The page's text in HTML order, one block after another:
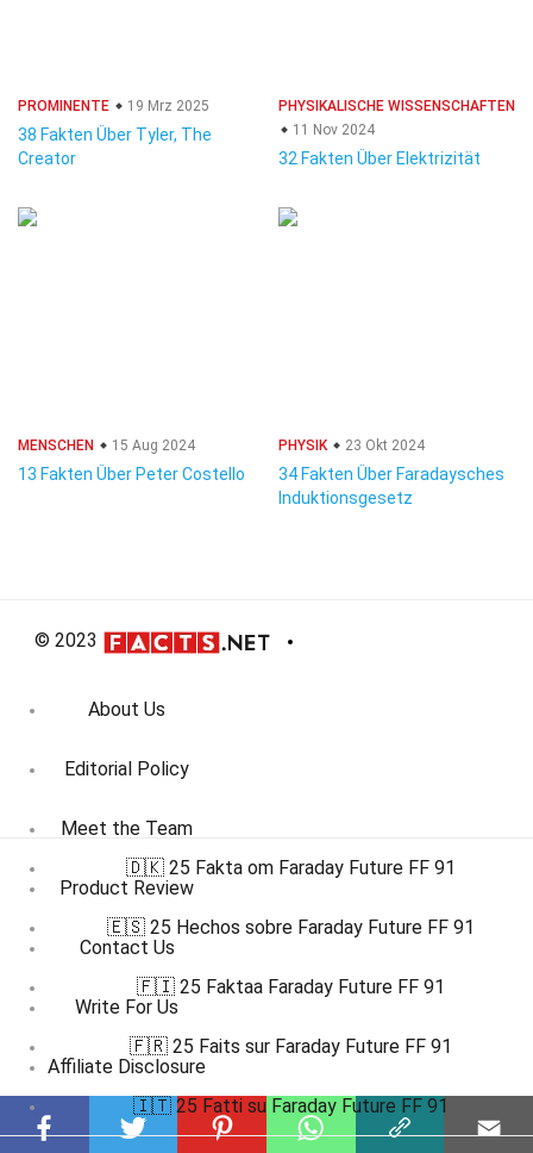
PROMINENTE 19 Mrz 2025
38 Fakten Über Tyler, The
Creator
PHYSIKALISCHE WISSENSCHAFTEN
11 Nov 2024
32 Fakten Über Elektrizität
MENSCHEN 15 Aug 2024
13 Fakten Über Peter Costello
PHYSIK 23 Okt 2024
34 Fakten Über Faradaysches
Induktionsgesetz
© 2023
About Us
Editorial Policy
Meet the Team
Product Review
Contact Us
Write For Us
Affiliate Disclosure
DMCA
🇩🇰 25 Fakta om Faraday Future FF 91
🇪🇸 25 Hechos sobre Faraday Future FF 91
🇫🇮 25 Faktaa Faraday Future FF 91
🇫🇷 25 Faits sur Faraday Future FF 91
🇮🇹 25 Fatti su Faraday Future FF 91